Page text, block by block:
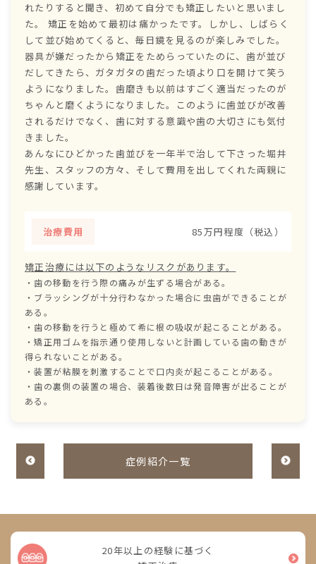
れたりすると聞き、初めて自分でも矯正したいと思いまし
た。 矯正を始めて最初は痛かったです。しかし、しばらく
して並び始めてくると、毎日鏡を見るのが楽しみでした。
器具が嫌だったから矯正をためらっていたのに、歯が並び
だしてきたら、ガタガタの歯だった頃より口を開けて笑う
ようになりました。歯磨きも以前はすごく適当だったのが
ちゃんと磨くようになりました。このように歯並びが改善
されるだけでなく、歯に対する意識や歯の大切さにも気付
きました。
あんなにひどかった歯並びを一年半で治して下さった堀井
先生、スタッフの方々、そして費用を出してくれた両親に
感謝しています。
治療費用 85万円程度（税込）
矯正治療には以下のようなリスクがあります。
・歯の移動を行う際の痛みが生ずる場合がある。
・ブラッシングが十分行わなかった場合に虫歯ができることが
ある。
・歯の移動を行うと極めて希に根の吸収が起こることがある。
・矯正用ゴムを指示通り使用しないと計画している歯の動きが
得られないことがある。
・装置が粘膜を刺激することで口内炎が起こることがある。
・歯の裏側の装置の場合、装着後数日は発音障害が出ることが
ある。
症例紹介一覧
20年以上の経験に基づく